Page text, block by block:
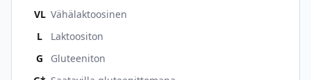
VL Vähälaktoosinen
L
Laktoositon
G
Gluteeniton